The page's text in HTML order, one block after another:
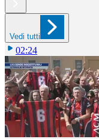
Vedi tutti
02:24